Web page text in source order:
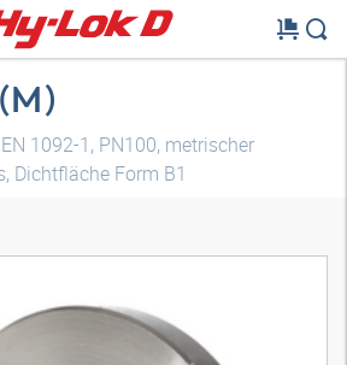
1092-1, PN100, metrischer
Dichtfläche Form B1